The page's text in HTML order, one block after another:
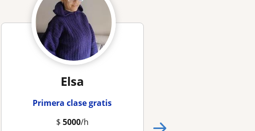
Elsa
Primera clase gratis
$ 5000/h